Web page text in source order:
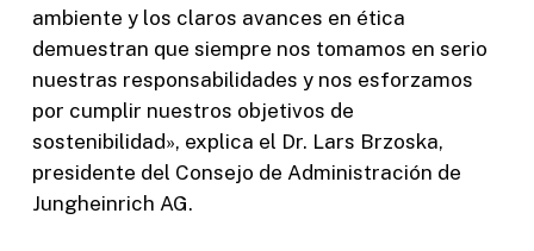
ambiente y los claros avances en ética
demuestran que siempre nos tomamos en serio
nuestras responsabilidades y nos esforzamos
por cumplir nuestros objetivos de
sostenibilidad», explica el Dr. Lars Brzoska,
presidente del Consejo de Administración de
Jungheinrich AG.